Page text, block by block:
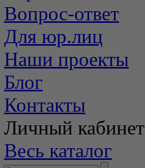
Вопрос-ответ
Для юр.лиц
Наши проекты
Блог
Контакты
Личный кабинет
Весь каталог